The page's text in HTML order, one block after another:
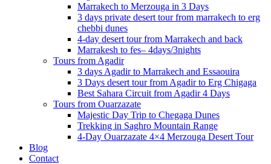
Marrakech to Merzouga in 3 Days
3 days private desert tour from marrakech to erg
chebbi dunes
4-day desert tour from Marrakech and back
Marrakesh to fes– 4days/3nights
Tours from Agadir
3 days Agadir to Marrakech and Essaouira
3 Days desert tour from Agadir to Erg Chigaga
Best Sahara Circuit from Agadir 4 Days
Tours from Ouarzazate
Majestic Day Trip to Chegaga Dunes
Trekking in Saghro Mountain Range
4-Day Ouarzazate 4×4 Merzouga Desert Tour
Blog
Contact